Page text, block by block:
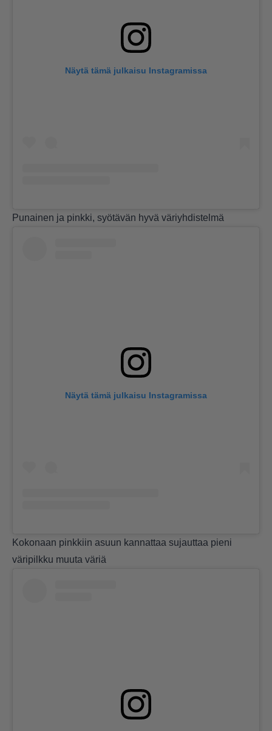
Näytä tämä julkaisu Instagramissa
Punainen ja pinkki, syötävän hyvä väriyhdistelmä
Näytä tämä julkaisu Instagramissa
Kokonaan pinkkiin asuun kannattaa sujauttaa pieni
väripilkku muuta väriä